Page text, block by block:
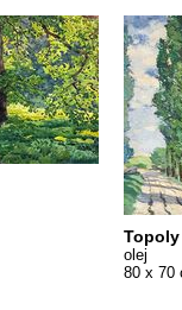
Topoly
olej
80 x 70